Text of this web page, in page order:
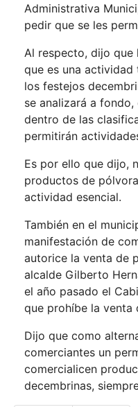
Administrativa
pedir que se les
Al respecto, dijo que
que es una
los festejos
se analizará a
dentro de las
permitirán
Es por ello que dijo,
productos de
actividad esencial.
También en el
manifestación de
autorice la venta de
alcalde Gilberto
el año pasado el
que prohíbe la venta
Dijo que como
comerciantes un
comercialicen
decembrinas,